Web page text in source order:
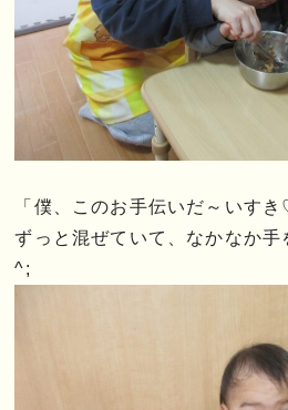
「僕、このお手伝いだ～いすき
ずっと混ぜていて、なかなか
^;